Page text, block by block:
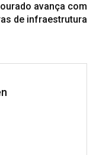
avança com
de infraestrutura